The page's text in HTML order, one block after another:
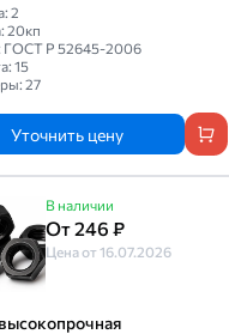
2
20кп
ГОСТ Р 52645-2006
15
27
Уточнить цену
В наличии
От 246 ₽
Цена от 16.07.2026